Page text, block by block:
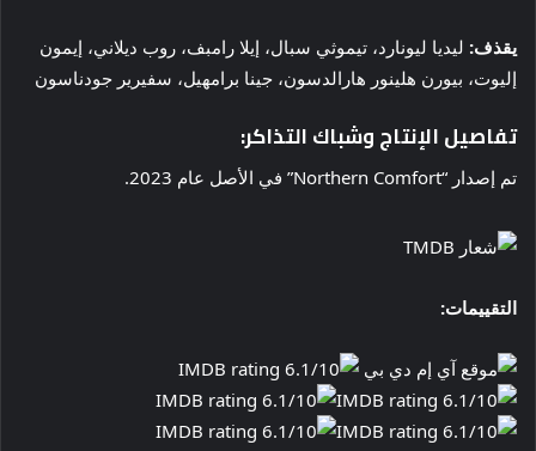
يقذف: ليديا ليونارد، تيموثي سبال، إيلا رامبف، روب ديلاني، إيمون
إليوت، بيورن هلينور هارالدسون، جينا برامهيل، سفيرير جودناسون
تفاصيل الإنتاج وشباك التذاكر:
تم إصدار “Northern Comfort” في الأصل عام 2023.
التقييمات: